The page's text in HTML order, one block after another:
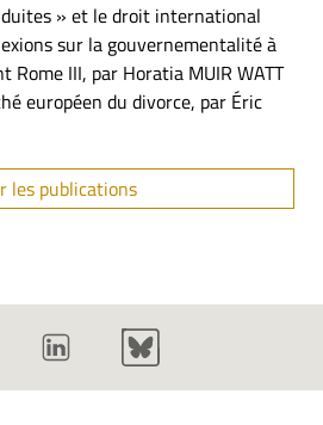
» et le droit international
sur la gouvernementalité à
Rome III, par Horatia MUIR WATT
européen du divorce, par Éric
les publications